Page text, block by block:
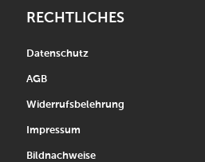
RECHTLICHES
Datenschutz
AGB
Widerrufsbelehrung
Impressum
Bildnachweise